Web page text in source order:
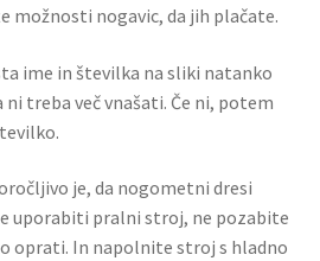
možnosti nogavic, da jih plačate.
ime in številka na sliki natanko
treba več vnašati. Če ni, potem
je, da nogometni dresi
uporabiti pralni stroj, ne pozabite
oprati. In napolnite stroj s hladno